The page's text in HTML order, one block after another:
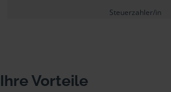
Steuerzahler/in
Ihre Vorteile